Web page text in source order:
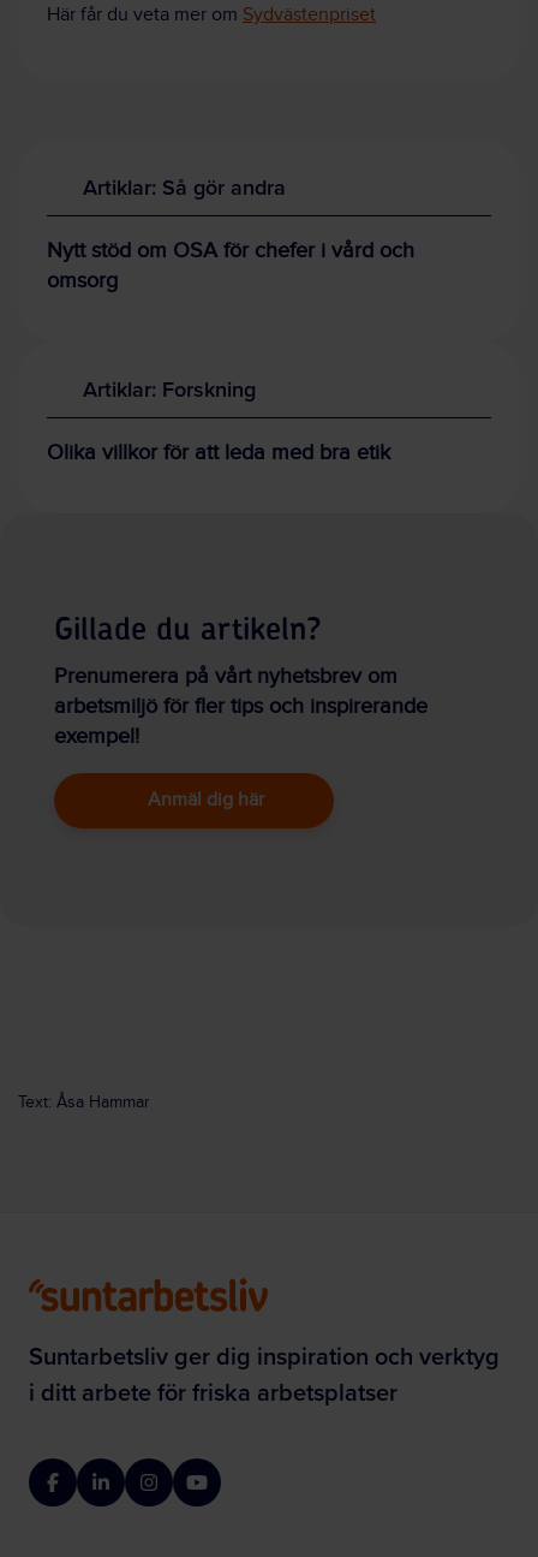
Här får du veta mer om Sydvästenpriset
Artiklar: Så gör andra
Nytt stöd om OSA för chefer i vård och
omsorg
Artiklar: Forskning
Olika villkor för att leda med bra etik
Gillade du artikeln?
Prenumerera på vårt nyhetsbrev om
arbetsmiljö för fler tips och inspirerande
exempel!
Anmäl dig här
Text: Åsa Hammar
Suntarbetsliv ger dig inspiration och verktyg
i ditt arbete för friska arbetsplatser
FacebookLinkedInInstagramYouTube